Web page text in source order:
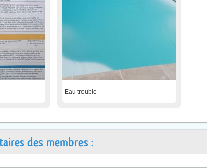
Eau trouble
des membres :